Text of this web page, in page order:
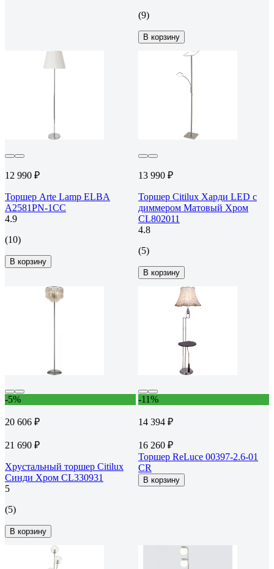
(9)
В корзину
12 990 ₽
Торшер Arte Lamp ELBA
A2581PN-1CC
4.9
(10)
В корзину
13 990 ₽
Торшер Citilux Харди LED с
диммером Матовый Хром
CL802011
4.8
(5)
В корзину
-5%
20 606 ₽
21 690 ₽
Хрустальный торшер Citilux
Синди Хром CL330931
5
(5)
В корзину
-11%
14 394 ₽
16 260 ₽
Торшер ReLuce 00397-2.6-01
CR
В корзину